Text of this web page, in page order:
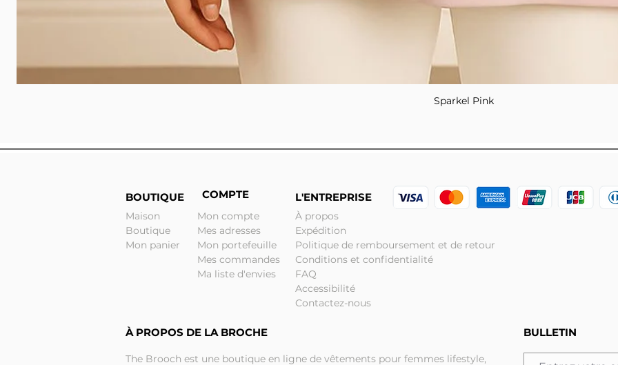
Aperçu rapide
Sparkel Pink
BOUTIQUE COMPTE L'ENTREPRISE
Maison
Boutique
Mon panier
Mon compte
Mes adresses
Mon portefeuille
Mes commandes
Ma liste d'envies
À propos
Expédition
Politique de remboursement et de retour
Conditions et confidentialité
FAQ
Accessibilité
Contactez-nous
À PROPOS DE LA BROCHE
The Brooch est une boutique en ligne de vêtements pour femmes lifestyle,
BULLETIN